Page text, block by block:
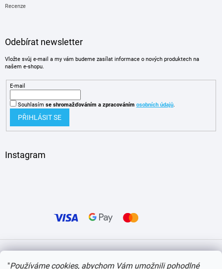
"Používáme cookies, abychom Vám umožnili pohodlné
Recenze
Odebírat newsletter
Vložte svůj e-mail a my vám budeme zasílat informace o nových produktech na
našem e-shopu.
E-mail
Souhlasím se shromažďováním a zpracováním osobních údajů.
PŘIHLÁSIT SE
Instagram